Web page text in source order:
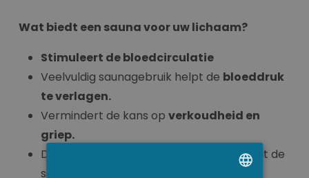
Wat biedt een sauna voor uw lichaam?
Stimuleert de bloedcirculatie
Veelvuldig saunagebruik helpt de bloeddruk
te verlagen.
Vermindert de kans op verkoudheid en
griep.
Door de temperatuurwisselingen (in en uit de
sauna) wordt het immuunsysteem